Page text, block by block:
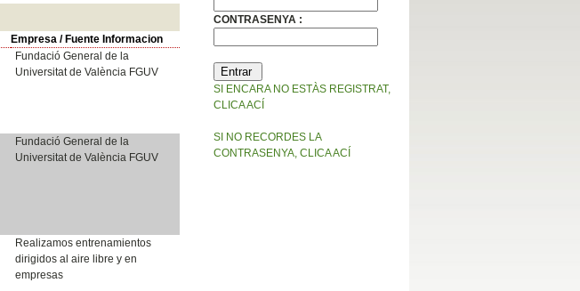
CONTRASENYA :
SI ENCARA NO ESTÀS REGISTRAT,
CLICA ACÍ
SI NO RECORDES LA
CONTRASENYA, CLICA ACÍ
Empresa / Fuente Informacion
Fundació General de la
Universitat de València FGUV
Fundació General de la
Universitat de València FGUV
Realizamos entrenamientos
dirigidos al aire libre y en
empresas